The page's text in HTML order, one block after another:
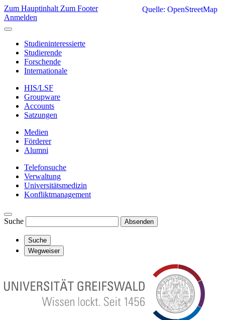
Zum Hauptinhalt Zum Footer
Anmelden
Studieninteressierte
Studierende
Forschende
Internationale
HIS/LSF
Groupware
Accounts
Satzungen
Medien
Förderer
Alumni
Telefonsuche
Verwaltung
Universitätsmedizin
Konfliktmanagement
Suche Absenden
Suche
Wegweiser
Quelle: OpenStreetMap